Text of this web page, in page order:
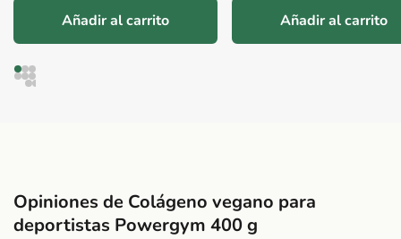
Añadir al carrito Añadir al carrito
Opiniones de Colágeno vegano para
deportistas Powergym 400 g